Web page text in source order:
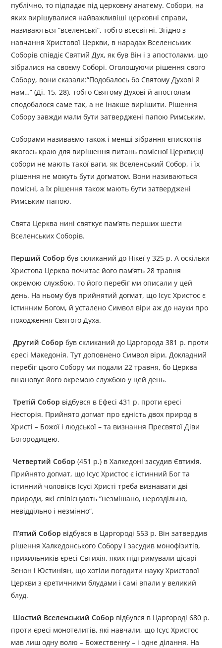
публічно, то підпадає під церковну анатему. Собори, на
яких вирішувалися найважливіші церковні справи,
називаються “вселенські”, тобто всесвітні. Згідно з
навчання Христової Церкви, в нарадах Вселенських
Соборів співдіє Святий Дух, як був Він і з апостолами, що
зібралися на своєму Соборі. Оголошуючи рішення свого
Собору, вони сказали:“Подобалось бо Святому Духові й
нам…” (Ді. 15, 28), тобто Святому Духові й апостолам
сподобалося саме так, а не інакше вирішити. Рішення
Собору завжди мали бути затверджені папою Римським.
Соборами називаємо також і менші зібрання єпископів
якогось краю для вирішення питань помісної Церкви;ці
собори не мають такої ваги, як Вселенський Собор, і їх
рішення не можуть бути догматом. Вони називаються
помісні, а їх рішення також мають бути затверджені
Римським папою.
Свята Церква нині святкує пам’ять перших шести
Вселенських Соборів.
Перший Собор був скликаний до Нікеї у 325 р. А оскільки
Христова Церква почитає його пам’ять 28 травня
окремою службою, то його перебіг ми описали у цей
день. На ньому був прийнятий догмат, що Ісус Христос є
істинним Богом, й усталено Символ віри аж до науки про
походження Святого Духа.
Другий Собор був скликаний до Царгорода 381 р. проти
єресі Македонія. Тут доповнено Символ віри. Докладний
перебіг цього Собору ми подали 22 травня, бо Церква
вшановує його окремою службою у цей день.
Третій Собор відбувся в Ефесі 431 р. проти єресі
Несторія. Прийнято догмат про єдність двох природ в
Христі – Божої і людської – та визнання Пресвятої Діви
Богородицею.
Четвертий Собор (451 р.) в Халкедоні засудив Євтихія.
Прийнято догмат, що Ісус Христос є істинний Бог та
істинний чоловік;в Ісусі Христі треба визнавати дві
природи, які співіснують “незмішано, нероздільно,
невіддільно і незмінно”.
П’ятий Собор відбувся в Царгороді 553 р. Він затвердив
рішення Халкедонського Собору і засудив монофізитів,
прихильників єресі Євтихія, яких підтримували цісарі
Зенон і Юстиніян, що хотіли погодити науку Христової
Церкви з єретичними блудами і самі впали у великий
блуд.
Шостий Вселенський Собор відбувся в Царгороді 680 р.
проти єресі монотелитів, які навчали, що Ісус Христос
мав лиш одну волю – Божественну – і одне ділання. На